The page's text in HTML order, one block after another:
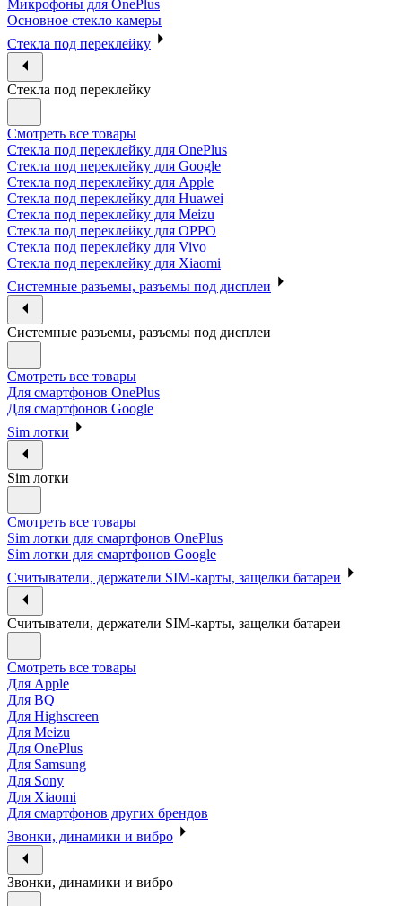
Микрофоны для OnePlus
Основное стекло камеры
Стекла под переклейку
Стекла под переклейку
Смотреть все товары
Стекла под переклейку для OnePlus
Стекла под переклейку для Google
Стекла под переклейку для Apple
Стекла под переклейку для Huawei
Стекла под переклейку для Meizu
Стекла под переклейку для OPPO
Стекла под переклейку для Vivo
Стекла под переклейку для Xiaomi
Системные разъемы, разъемы под дисплеи
Системные разъемы, разъемы под дисплеи
Смотреть все товары
Для смартфонов OnePlus
Для смартфонов Google
Sim лотки
Sim лотки
Смотреть все товары
Sim лотки для смартфонов OnePlus
Sim лотки для смартфонов Google
Считыватели, держатели SIM-карты, защелки батареи
Считыватели, держатели SIM-карты, защелки батареи
Смотреть все товары
Для Apple
Для BQ
Для Highscreen
Для Meizu
Для OnePlus
Для Samsung
Для Sony
Для Xiaomi
Для смартфонов других брендов
Звонки, динамики и вибро
Звонки, динамики и вибро